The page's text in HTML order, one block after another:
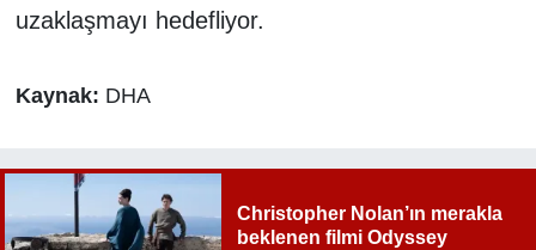
uzaklaşmayı hedefliyor.
Kaynak: DHA
Christopher Nolan’ın merakla
beklenen filmi Odyssey